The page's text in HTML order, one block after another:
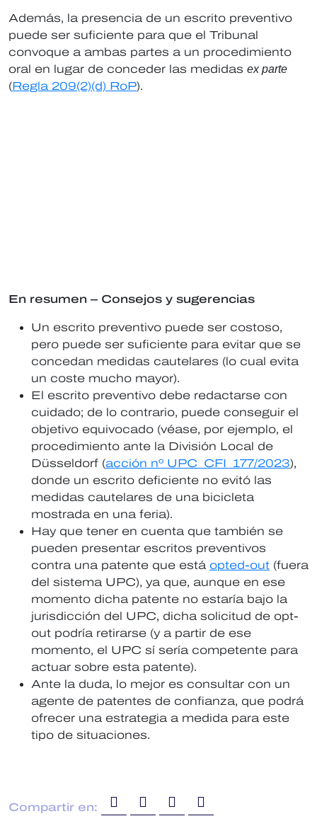
Además, la presencia de un escrito preventivo
puede ser suficiente para que el Tribunal
convoque a ambas partes a un procedimiento
oral en lugar de conceder las medidas ex parte
(Regla 209(2)(d) RoP).
En resumen – Consejos y sugerencias
Un escrito preventivo puede ser costoso,
pero puede ser suficiente para evitar que se
concedan medidas cautelares (lo cual evita
un coste mucho mayor).
El escrito preventivo debe redactarse con
cuidado; de lo contrario, puede conseguir el
objetivo equivocado (véase, por ejemplo, el
procedimiento ante la División Local de
Düsseldorf (acción nº UPC_CFI_177/2023),
donde un escrito deficiente no evitó las
medidas cautelares de una bicicleta
mostrada en una feria).
Hay que tener en cuenta que también se
pueden presentar escritos preventivos
contra una patente que está opted-out (fuera
del sistema UPC), ya que, aunque en ese
momento dicha patente no estaría bajo la
jurisdicción del UPC, dicha solicitud de opt-
out podría retirarse (y a partir de ese
momento, el UPC sí sería competente para
actuar sobre esta patente).
Ante la duda, lo mejor es consultar con un
agente de patentes de confianza, que podrá
ofrecer una estrategia a medida para este
tipo de situaciones.
Compartir en: